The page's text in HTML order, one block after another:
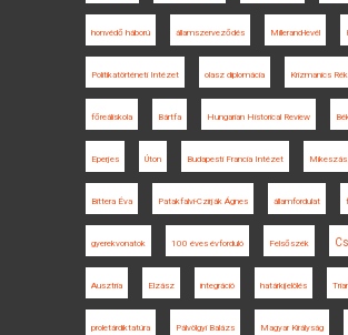
honvédő háború államszerveződés Millerand-levél
Politikatörténeti Intézet olasz diplomácia Krizmanics
főreáliskola Bártfa Hungarian Historical Review
Eperjes Úton Budapesti Francia Intézet
Bittera Éva Patakfalvi-Czirják Ágnes államfordulat
gyerekvonatok 100 éves évforduló Felsőszék
Ausztria Elzász integráció határkijelölés
proletárdiktatúra Pálvölgyi Balázs Magyar Királyság